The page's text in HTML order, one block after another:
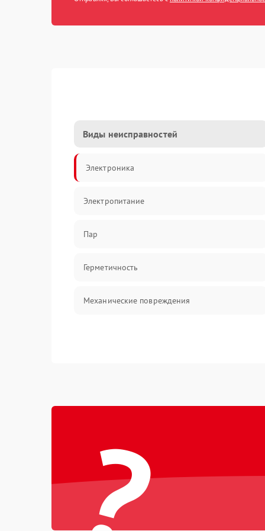
Виды неисправностей
Электроника
Электропитание
Пар
Герметичность
Механические повреждения